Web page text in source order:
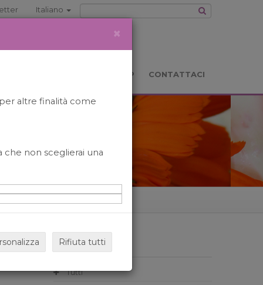
Italiano
BOOKSHOP CONTATTACI
ARCHIVIO
Tutti
×
altre finalità come
che non sceglierai una
Rifiuta tutti